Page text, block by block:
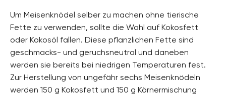
Um Meisenknödel selber zu machen ohne tierische
Fette zu verwenden, sollte die Wahl auf Kokosfett
oder Kokosöl fallen. Diese pflanzlichen Fette sind
geschmacks- und geruchsneutral und daneben
werden sie bereits bei niedrigen Temperaturen fest.
Zur Herstellung von ungefähr sechs Meisenknödeln
werden 150 g Kokosfett und 150 g Körnermischung